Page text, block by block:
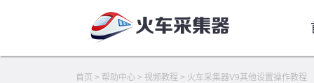
首页 > 帮助中心 > 视频教程 > 火车采集器V9其他设置操作教程